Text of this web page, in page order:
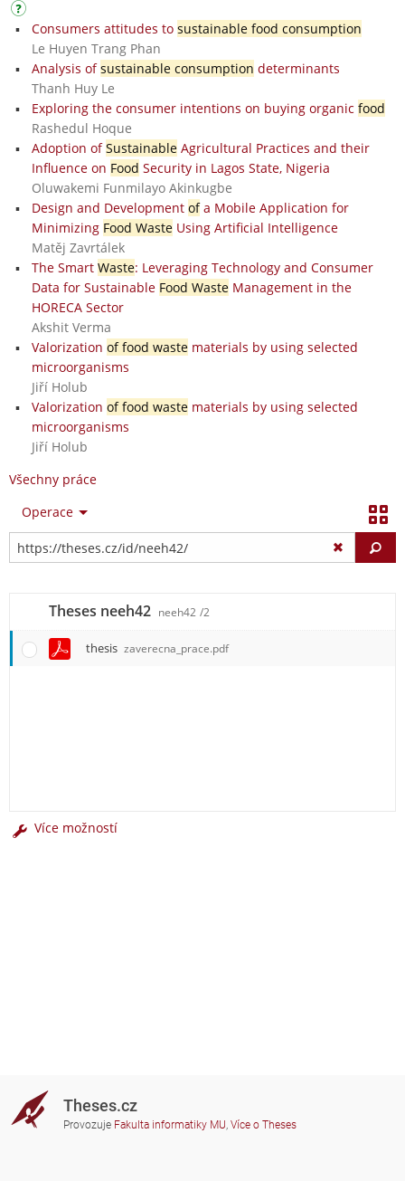
Consumers attitudes to sustainable food consumption
Le Huyen Trang Phan
Analysis ofsustainable consumption determinants
Thanh Huy Le
Exploring the consumer intentions on buying organic food
Rashedul Hoque
Adoption ofSustainableAgricultural Practices and their
Influence on Food Security in Lagos State, Nigeria
Oluwakemi Funmilayo Akinkugbe
Design and Development ofa Mobile Application for
Minimizing Food WasteUsing Artificial Intelligence
Matěj Zavrtálek
The Smart Waste: Leveraging Technology and Consumer
Data for Sustainable Food WasteManagement in the
HORECA Sector
Akshit Verma
Valorization of food wastematerials by using selected
microorganisms
Jiří Holub
Valorization of food wastematerials by using selected
microorganisms
Jiří Holub
Všechny práce
Operace
Theses neeh42 neeh42 /2
thesis zaverecna_prace.pdf
Více možností
Theses.cz
Provozuje Fakulta informatiky MU, Více o Theses